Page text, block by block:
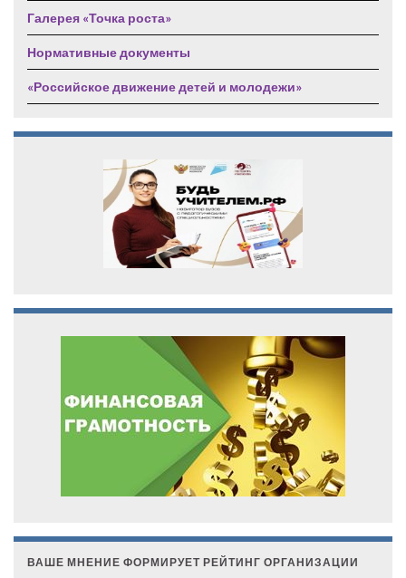
Галерея «Точка роста»
Нормативные документы
«Российское движение детей и молодежи»
ВАШЕ МНЕНИЕ ФОРМИРУЕТ РЕЙТИНГ ОРГАНИЗАЦИИ